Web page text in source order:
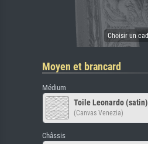
Moyen et brancard
Médium
Toile Leonardo (satin)
(Canvas Venezia)
Châssis